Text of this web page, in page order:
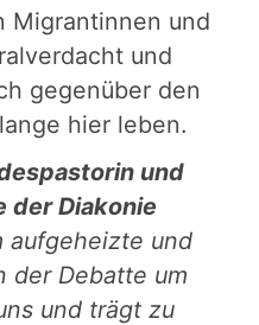
Migrantinnen und
und
gegenüber den
hier leben.
und
der Diakonie
aufgeheizte und
der Debatte um
und trägt zu